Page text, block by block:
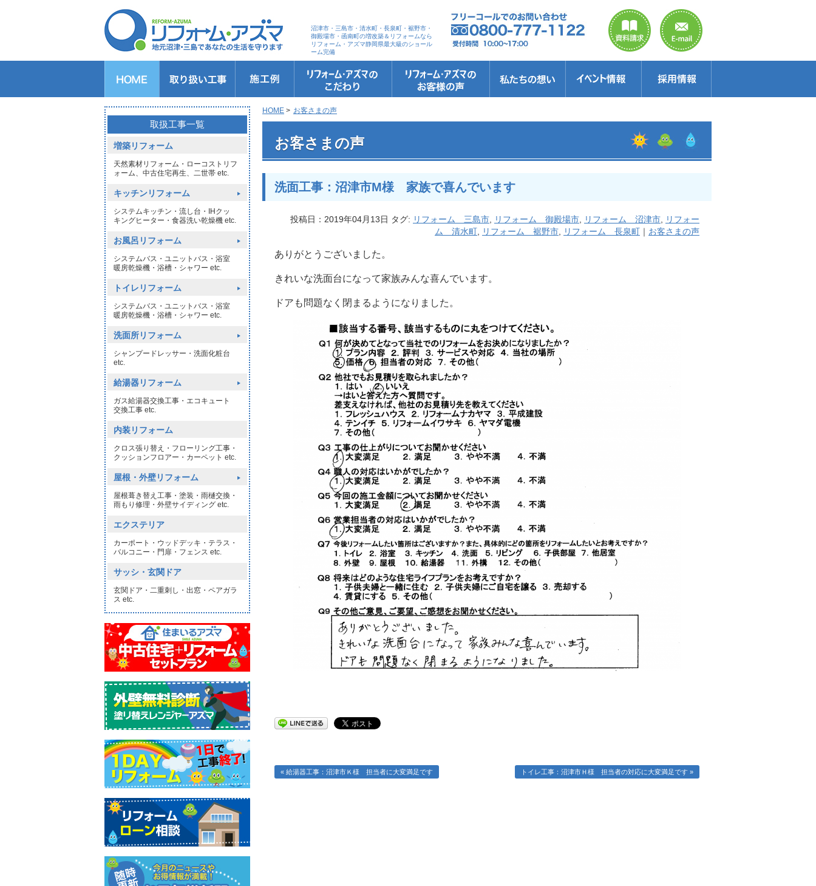
沼津市・三島市・清水町・長泉町・裾野市・
御殿場市・函南町の増改築＆リフォームなら
リフォーム・アズマ静岡県最大級のショール
ーム完備
キッチンのリフォーム
バスルームのリフォーム
トイレのリフォーム
洗面所のリフォーム
給湯器交換
窓リフォーム
玄関リフォーム
1DAYリフォーム
外壁・屋根塗装 リフォーム・アズマのこだわり
お客さまへの5つのお約束
リフォームの流れ
リフォームQ&A
安心保証
リフォームローン相談
HOME > お客さまの声
> 洗面工事：沼津市M様 家族で喜んでいます
お客さまの声
洗面工事：沼津市M様 家族で喜んでいます
投稿日：2019年04月13日 タグ: リフォーム 三島市 リフォーム 御殿場市 リフォーム 沼津市
リフォー
ム 清水町
リフォーム 裾野市 リフォーム 長泉町 ｜ お客さまの声
ありがとうございました。
きれいな洗面台になって家族みんな喜んでいます。
ドアも問題なく閉まるようになりました。
« 給湯器工事：沼津市Ｋ様 担当者に大変満足です トイレ工事：沼津市Ｈ様 担当者の対応に大変満足です »
取扱工事一覧
増築リフォーム
天然素材リフォーム・ローコストリフ
ォーム、中古住宅再生、二世帯 etc.
キッチンリフォーム
システムキッチン・流し台・IHクッ
キングヒーター・食器洗い乾燥機 etc.
お風呂リフォーム
システムバス・ユニットバス・浴室
暖房乾燥機・浴槽・シャワー etc.
トイレリフォーム
システムバス・ユニットバス・浴室
暖房乾燥機・浴槽・シャワー etc.
洗面所リフォーム
シャンプードレッサー・洗面化粧台
etc.
給湯器リフォーム
ガス給湯器交換工事・エコキュート
交換工事 etc.
内装リフォーム
クロス張り替え・フローリング工事・
クッションフロアー・カーペット etc.
屋根・外壁リフォーム
屋根葺き替え工事・塗装・雨樋交換・
雨もり修理・外壁サイディング etc.
エクステリア
カーポート・ウッドデッキ・テラス・
バルコニー・門扉・フェンス etc.
サッシ・玄関ドア
玄関ドア・二重刺し・出窓・ペアガラ
ス etc.